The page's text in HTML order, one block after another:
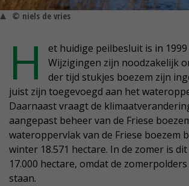
© niels de vries
H
et huidige peilbesluit is in
Wijzigingen zijn noodzakelijk
der tijd stukjes boezem zijn
juist zijn toegevoegd aan het
Daarnaast vraagt de
aangepast beheer van de Friese
wateroppervlak van de Friese boezem
winter 18.571 hectare. In de zomer is
17.000 hectare, omdat de
staan.